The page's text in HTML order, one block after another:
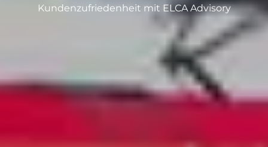
Kundenzufriedenheit mit ELCA Advisory